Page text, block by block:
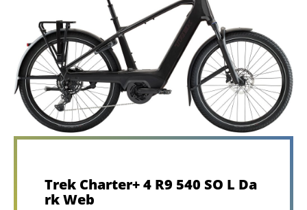
Trek Charter+ 4 R9 540 SO L Da
rk Web